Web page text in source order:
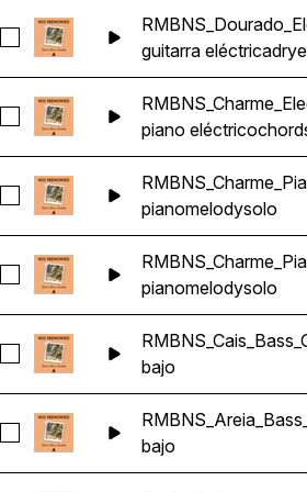
Seleccionar
guitarra eléctricadry
Seleccionar
piano eléctrico
Seleccionar
pianomelodysolo
Seleccionar
pianomelodysolo
Seleccionar
bajo
Seleccionar
bajo